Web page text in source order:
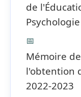
de
Psychologie
📅
Mémoire
l'obtention
2022-2023